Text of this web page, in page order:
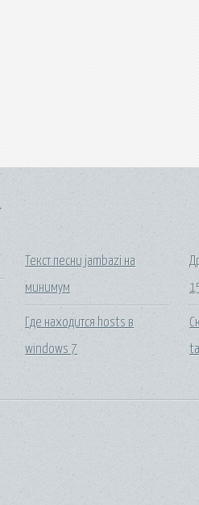
Текст песни jambazi на
минимум
Где находится hosts в
windows 7